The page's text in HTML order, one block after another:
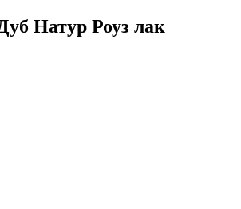
Натур Роуз лак